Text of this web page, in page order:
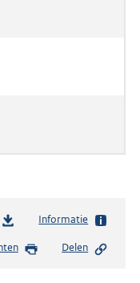
Informatie
Delen